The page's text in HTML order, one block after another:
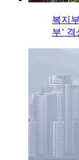
복지
부’